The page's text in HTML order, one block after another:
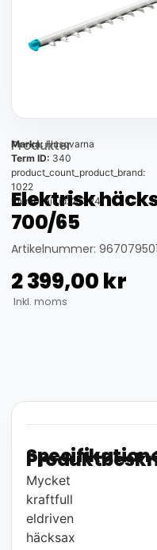
Produkter
Marka: Husqvarna
Term ID: 340
product_count_product_brand:
1022
thumbnail_id: 25324
Elektrisk
700/65
Artikelnummer: 967079501
2 399,00kr
Inkl. moms
Mycket
kraftfull
eldriven
häcksax